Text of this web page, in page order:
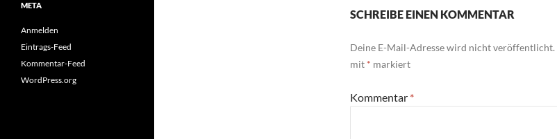
SCHREIBE EINEN KOMMENTAR
Deine E-Mail-Adresse wird nicht veröffentlicht.
mit * markiert
Kommentar *
META
Anmelden
Eintrags-Feed
Kommentar-Feed
WordPress.org